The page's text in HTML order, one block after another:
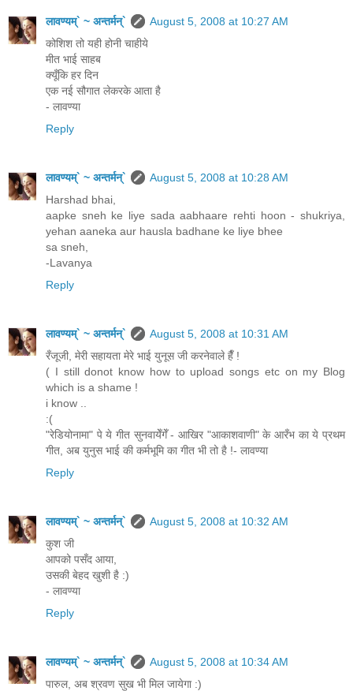
लावण्यम्` ~ अन्तर्मन्`
August 5, 2008 at 10:27 AM
कोशिश तो यही होनी चाहीये
मीत भाई साहब
क्यूँकि हर दिन
एक नई सौगात लेकरके आता है
- लावण्या
Reply
लावण्यम्` ~ अन्तर्मन्`
August 5, 2008 at 10:28 AM
Harshad bhai,
aapke sneh ke liye sada aabhaare rehti hoon - shukriya,
yehan aaneka aur hausla badhane ke liye bhee
sa sneh,
-Lavanya
Reply
लावण्यम्` ~ अन्तर्मन्`
August 5, 2008 at 10:31 AM
रँजूजी, मेरी सहायता मेरे भाई युनूस जी करनेवाले हैँ !
( I still donot know how to upload songs etc on my Blog
which is a shame !
i know ..
:(
"रेडियोनामा" पे ये गीत सुनवायेँगेँ - आखिर "आकाशवाणी" के आरँभ का ये प्रथम
गीत, अब युनुस भाई की कर्मभूमि का गीत भी तो है !- लावण्या
Reply
लावण्यम्` ~ अन्तर्मन्`
August 5, 2008 at 10:32 AM
कुश जी
आपको पसँद आया,
उसकी बेहद खुशी है :)
- लावण्या
Reply
लावण्यम्` ~ अन्तर्मन्`
August 5, 2008 at 10:34 AM
पारुल, अब श्रवण सुख भी मिल जायेगा :)